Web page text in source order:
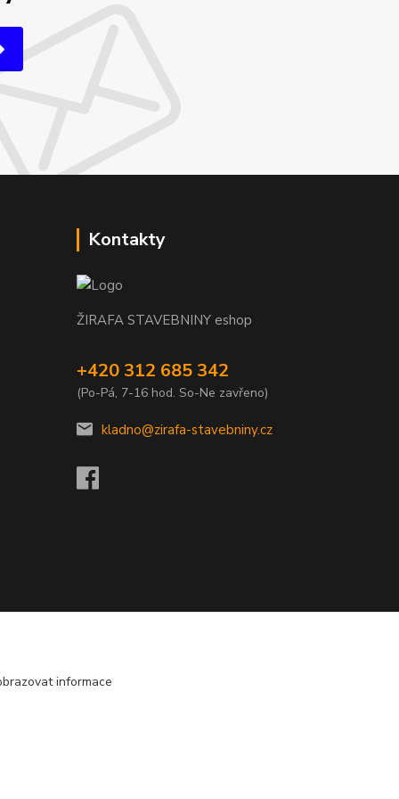
Kontakty
ŽIRAFA STAVEBNINY eshop
+420 312 685 342
(Po-Pá, 7-16 hod. So-Ne zavřeno)
kladno@zirafa-stavebniny.cz
informace